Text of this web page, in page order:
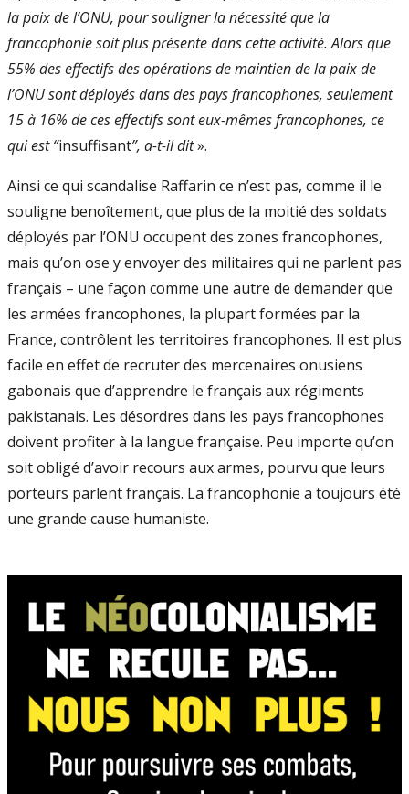
la paix de l’ONU, pour souligner la nécessité que la
francophonie soit plus présente dans cette activité. Alors que
55% des effectifs des opérations de maintien de la paix de
l’ONU sont déployés dans des pays francophones, seulement
15 à 16% de ces effectifs sont eux-mêmes francophones, ce
qui est “insuffisant”, a-t-il dit».
Ainsi ce qui scandalise Raffarin ce n’est pas, comme il le
souligne benoîtement, que plus de la moitié des soldats
déployés par l’ONU occupent des zones francophones,
mais qu’on ose y envoyer des militaires qui ne parlent pas
français – une façon comme une autre de demander que
les armées francophones, la plupart formées par la
France, contrôlent les territoires francophones. Il est plus
facile en effet de recruter des mercenaires onusiens
gabonais que d’apprendre le français aux régiments
pakistanais. Les désordres dans les pays francophones
doivent profiter à la langue française. Peu importe qu’on
soit obligé d’avoir recours aux armes, pourvu que leurs
porteurs parlent français. La francophonie a toujours été
une grande cause humaniste.